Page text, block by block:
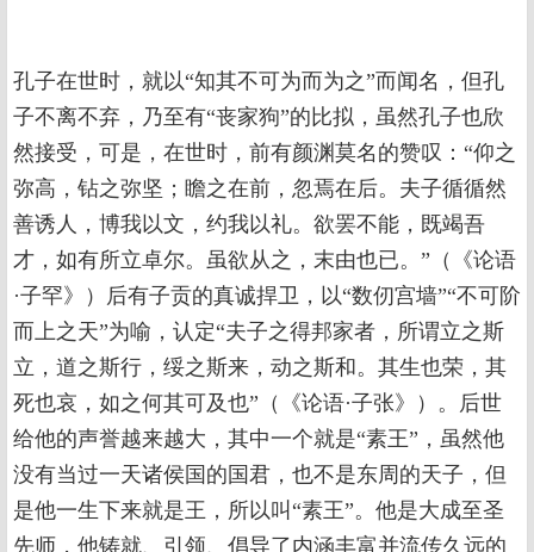
孔子在世时，就以“知其不可为而为之”而闻名，但孔
子不离不弃，乃至有“丧家狗”的比拟，虽然孔子也欣
然接受，可是，在世时，前有颜渊莫名的赞叹：“仰之
弥高，钻之弥坚；瞻之在前，忽焉在后。夫子循循然
善诱人，博我以文，约我以礼。欲罢不能，既竭吾
才，如有所立卓尔。虽欲从之，末由也已。”（《论语
·子罕》）后有子贡的真诚捍卫，以“数仞宫墙”“不可阶
而上之天”为喻，认定“夫子之得邦家者，所谓立之斯
立，道之斯行，绥之斯来，动之斯和。其生也荣，其
死也哀，如之何其可及也”（《论语·子张》）。后世
给他的声誉越来越大，其中一个就是“素王”，虽然他
没有当过一天诸侯国的国君，也不是东周的天子，但
是他一生下来就是王，所以叫“素王”。他是大成至圣
先师，他铸就、引领、倡导了内涵丰富并流传久远的